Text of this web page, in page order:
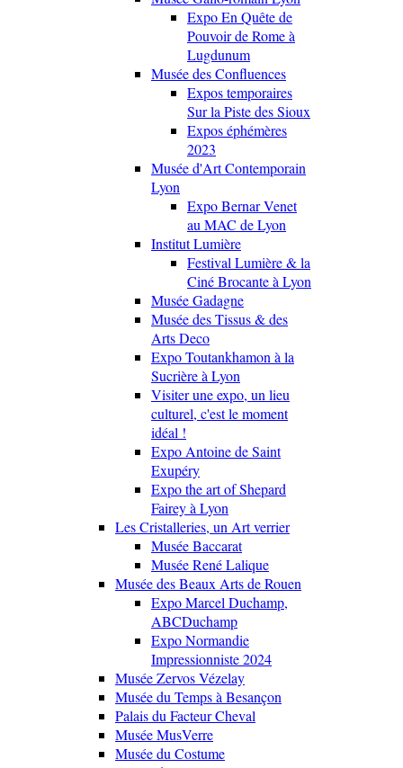
Expo En Quête de
Pouvoir de Rome à
Lugdunum
Musée des Confluences
Expos temporaires
Sur la Piste des Sioux
Expos éphémères
2023
Musée d'Art Contemporain
Lyon
Expo Bernar Venet
au MAC de Lyon
Institut Lumière
Festival Lumière & la
Ciné Brocante à Lyon
Musée Gadagne
Musée des Tissus & des
Arts Deco
Expo Toutankhamon à la
Sucrière à Lyon
Visiter une expo, un lieu
culturel, c'est le moment
idéal !
Expo Antoine de Saint
Exupéry
Expo the art of Shepard
Fairey à Lyon
Les Cristalleries, un Art verrier
Musée Baccarat
Musée René Lalique
Musée des Beaux Arts de Rouen
Expo Marcel Duchamp,
ABCDuchamp
Expo Normandie
Impressionniste 2024
Musée Zervos Vézelay
Musée du Temps à Besançon
Palais du Facteur Cheval
Musée MusVerre
Musée du Costume